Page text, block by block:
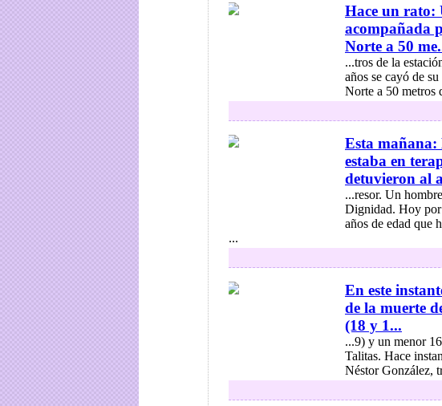
Hace un rato:
acompañada
Norte a 50
...tros de la
años se cayó de
Norte a 50 metros
Esta
estaba en
detuvieron al
...resor. Un
Dignidad. Hoy
años de edad que
...
En este
de la muerte
(18 y 1...
...9) y un menor
Talitas. Hace
Néstor González,